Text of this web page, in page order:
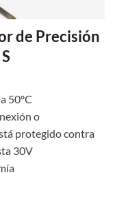
de Precisión
50ºC
o
protegido contra
30V